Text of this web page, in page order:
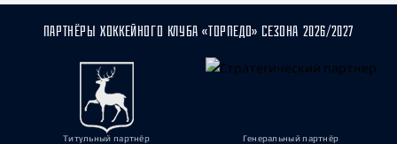
ПАРТНЁРЫ ХОККЕЙНОГО КЛУБА «ТОРПЕДО» СЕЗОНА 2026/2027
Титульный партнёр Генеральный партнёр